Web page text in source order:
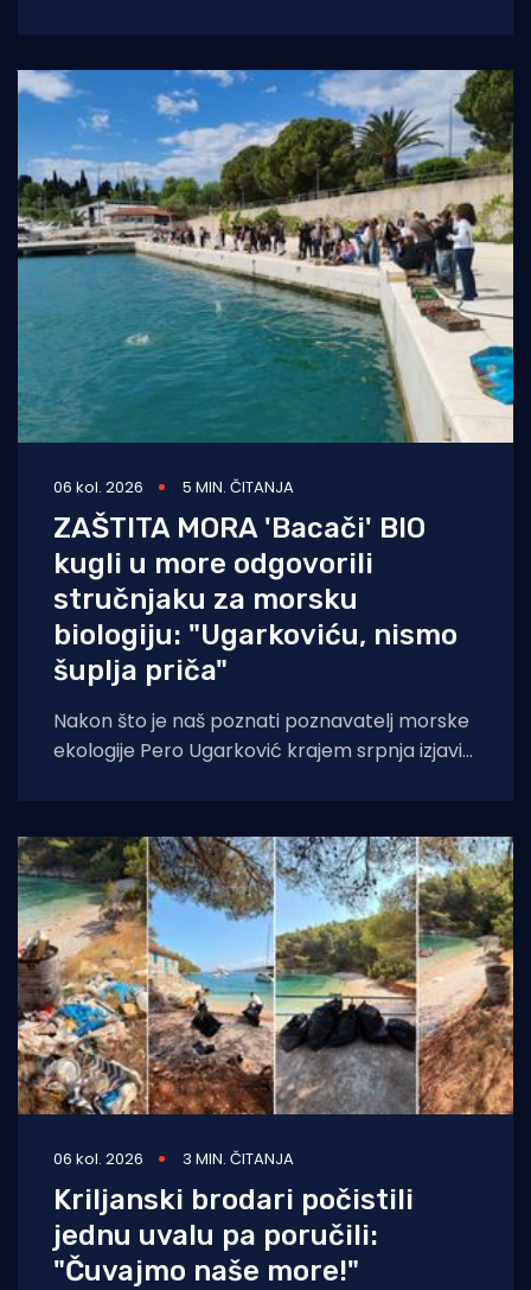
06 kol. 2026 5 MIN. ČITANJA
ZAŠTITA MORA 'Bacači' BIO
kugli u more odgovorili
stručnjaku za morsku
biologiju: "Ugarkoviću, nismo
šuplja priča"
Nakon što je naš poznati poznavatelj morske
ekologije Pero Ugarković krajem srpnja izjavio
06 kol. 2026 3 MIN. ČITANJA
Kriljanski brodari počistili
jednu uvalu pa poručili:
"Čuvajmo naše more!"